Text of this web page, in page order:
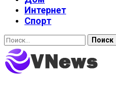
Интернет
Спорт
Найти: